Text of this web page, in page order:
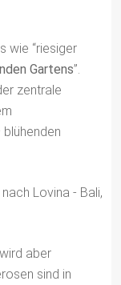
wie “riesiger
Gartens”.
zentrale
aber
sind in